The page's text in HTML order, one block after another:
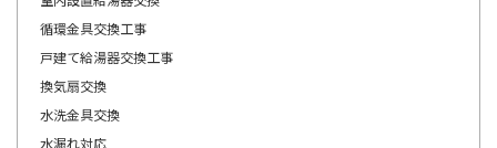
循環金具交換工事
戸建て給湯器交換工事
換気扇交換
水洗金具交換
水漏れ対応